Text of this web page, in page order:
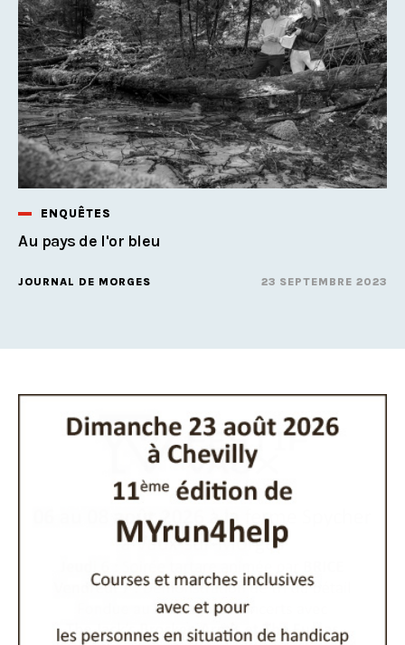
ENQUÊTES
Au pays de l'or bleu
JOURNAL DE MORGES 23 SEPTEMBRE 2023